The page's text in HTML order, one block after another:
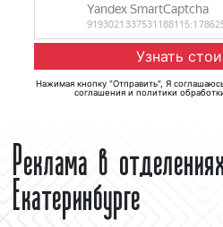
Нажимая кнопку "Отправить", Я
соглашения и политики
Реклама в
Екатеринбурге